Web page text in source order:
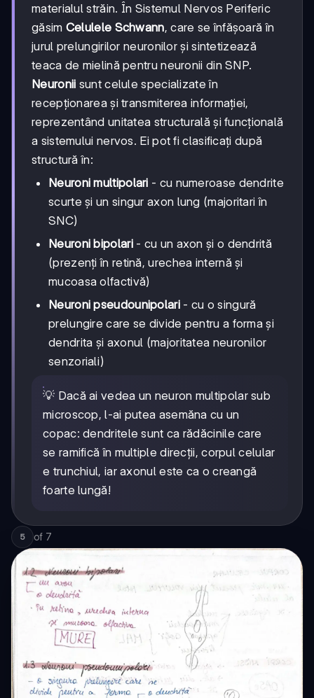
materialul străin. În Sistemul Nervos Periferic
găsim Celulele Schwann, care se înfășoară în
jurul prelungirilor neuronilor și sintetizează
teaca de mielină pentru neuronii din SNP.
Neuronii sunt celule specializate în
recepționarea și transmiterea informației,
reprezentând unitatea structurală și funcțională
a sistemului nervos. Ei pot fi clasificați după
structură în:
Neuroni multipolari - cu numeroase dendrite
scurte și un singur axon lung (majoritari în
SNC)
Neuroni bipolari- cu un axon și o dendrită
(prezenți în retină, urechea internă și
mucoasa olfactivă)
Neuroni pseudounipolari- cu o singură
prelungire care se divide pentru a forma și
dendrita și axonul (majoritatea neuronilor
senzoriali)
💡 Dacă ai vedea un neuron multipolar sub
microscop, l-ai putea asemăna cu un
copac: dendritele sunt ca rădăcinile care
se ramifică în multiple direcții, corpul celular
e trunchiul, iar axonul este ca o creangă
foarte lungă!
5 of 7